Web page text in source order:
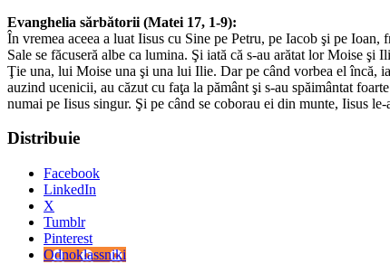
Evanghelia sărbătorii (Matei 17, 1-9):
În vremea aceea a luat Iisus cu Sine pe Petru, pe Iacob şi pe
Sale se făcuseră albe ca lumina. Şi iată că s-au arătat lor Moise
Ţie una, lui Moise una şi una lui Ilie. Dar pe când vorbea el încă,
auzind ucenicii, au căzut cu faţa la pământ şi s-au spăimântat
numai pe Iisus singur. Şi pe când se coborau ei din munte, Iisus
Distribuie
Facebook
LinkedIn
X
Tumblr
Pinterest
Odnoklassniki